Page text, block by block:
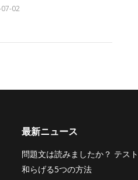
02
最新ニュース
問題文は読みましたか？ テス
和らげる5つの方法